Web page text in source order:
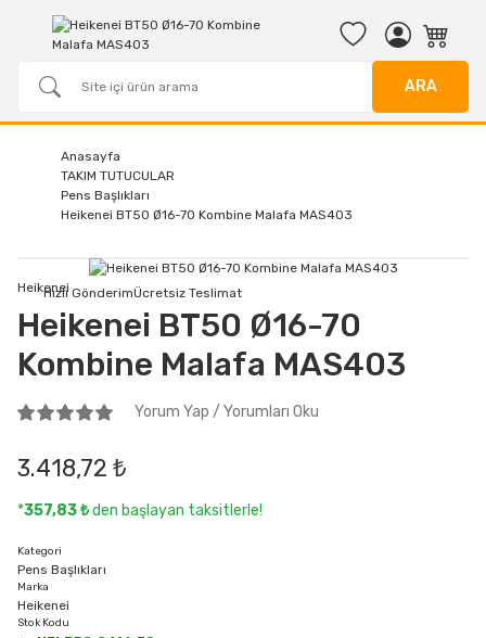
ARA
Anasayfa
TAKIM TUTUCULAR
Pens Başlıkları
Heikenei BT50 Ø16-70 Kombine Malafa MAS403
Hızlı GönderimÜcretsiz Teslimat
Heikenei
Heikenei BT50 Ø16-70
Kombine Malafa MAS403
Yorum Yap / Yorumları Oku
3.418,72 ₺
*357,83 ₺den başlayan taksitlerle!
Kategori
Pens Başlıkları
Marka
Heikenei
Stok Kodu